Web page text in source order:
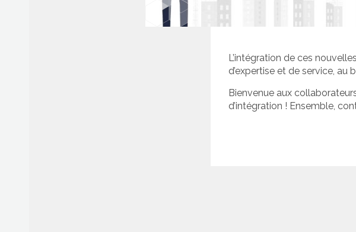
L’intégration de ces
d’expertise et de service, au
Bienvenue aux
d’intégration ! Ensemble,